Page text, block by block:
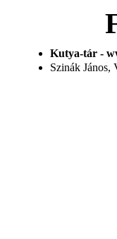
Kutya-tár -
Szinák János,